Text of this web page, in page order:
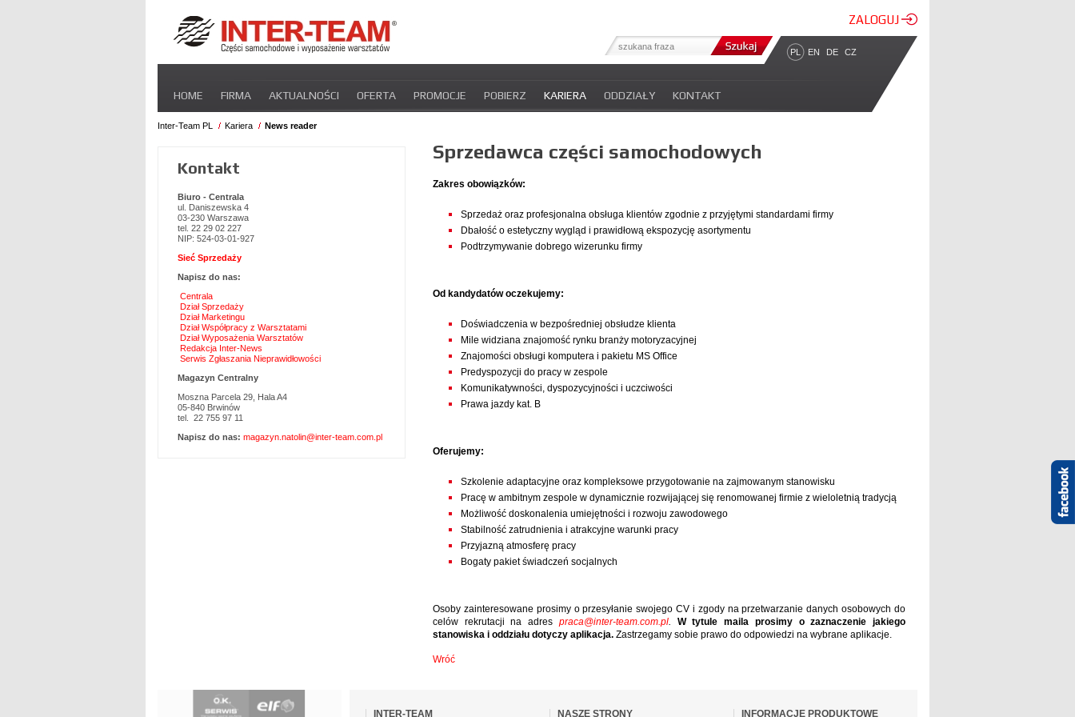
ZALOGUJ
PL EN DE CZ
nawigacje
HOME FIRMA AKTUALNOŚCI OFERTA PROMOCJE POBIERZ KARIERA ODDZIAŁY KONTAKT
STREFA DLA PRZEWOŹNIKA
Inter-Team PL Kariera News reader
Sprzedawca części samochodowych
Zakres obowiązków:
Sprzedaż oraz profesjonalna obsługa klientów zgodnie z przyjętymi standardami firmy
Dbałość o estetyczny wygląd i prawidłową ekspozycję asortymentu
Podtrzymywanie dobrego wizerunku firmy
Od kandydatów oczekujemy:
Doświadczenia w bezpośredniej obsłudze klienta
Mile widziana znajomość rynku branży motoryzacyjnej
Znajomości obsługi komputera i pakietu MS Office
Predyspozycji do pracy w zespole
Komunikatywności, dyspozycyjności i uczciwości
Prawa jazdy kat. B
Oferujemy:
Szkolenie adaptacyjne oraz kompleksowe przygotowanie na zajmowanym stanowisku
Pracę w ambitnym zespole w dynamicznie rozwijającej się renomowanej firmie z wieloletnią tradycją
Możliwość doskonalenia umiejętności i rozwoju zawodowego
Stabilność zatrudnienia i atrakcyjne warunki pracy
Przyjazną atmosferę pracy
Bogaty pakiet świadczeń socjalnych
Osoby zainteresowane prosimy o przesyłanie swojego CV i zgody na przetwarzanie danych osobowych do
celów rekrutacji na adres praca@inter-team.com.pl. W tytule maila prosimy o zaznaczenie jakiego
stanowiska i oddziału dotyczy aplikacja. Zastrzegamy sobie prawo do odpowiedzi na wybrane aplikacje.
Wróć
Kontakt
Biuro - Centrala
ul. Daniszewska 4
03-230 Warszawa
tel. 22 29 02 227
NIP: 524-03-01-927
Sieć Sprzedaży
Napisz do nas:
Centrala
Dział Sprzedaży
Dział Marketingu
Dział Współpracy z Warsztatami
Dział Wyposażenia Warsztatów
Redakcja Inter-News
Serwis Zgłaszania Nieprawidłowości
Magazyn Centralny
Moszna Parcela 29, Hala A4
05-840 Brwinów
tel. 22 755 97 11
Napisz do nas: magazyn.natolin@inter-team.com.pl
nawigacjeINTER-TEAM NASZE STRONY INFORMACJE PRODUKTOWE